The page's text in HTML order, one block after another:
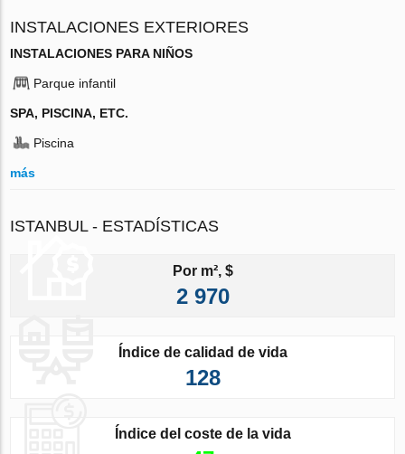
INSTALACIONES EXTERIORES
INSTALACIONES PARA NIÑOS
Parque infantil
SPA, PISCINA, ETC.
Piscina
más
ISTANBUL - ESTADÍSTICAS
Por m², $
2 970
Índice de calidad de vida
128
Índice del coste de la vida